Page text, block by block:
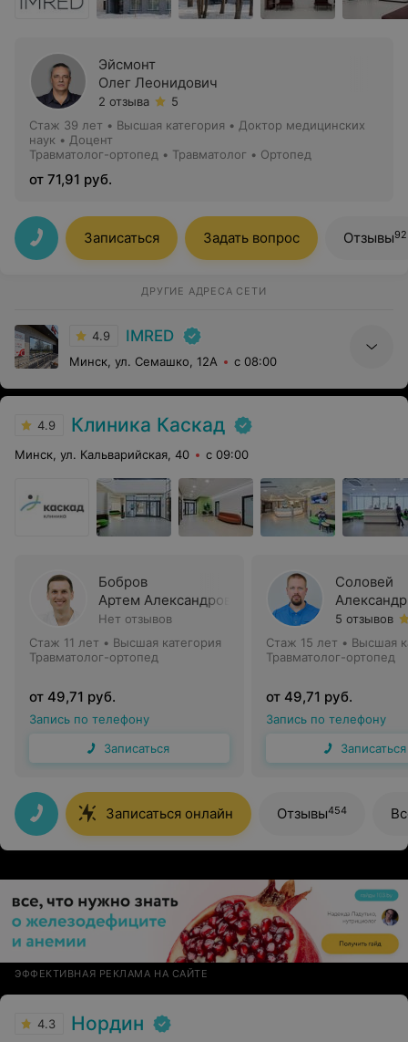
Эйсмонт
Олег Леонидович
2 отзыва
5
Стаж 39 лет • Высшая категория • Доктор медицинских
наук • Доцент
Травматолог-ортопед • Травматолог • Ортопед
от 71,91 руб.
Записаться Задать вопрос Отзывы92
ДРУГИЕ АДРЕСА СЕТИ
4.9 IMRED
Минск, ул. Семашко, 12А с 08:00
4.9 Клиника Каскад
Минск, ул. Кальварийская, 40 с 09:00
Бобров
Артем Александрович
Нет отзывов
Стаж 11 лет • Высшая категория
Травматолог-ортопед
от 49,71 руб.
Запись по телефону
Записаться
Соловей
5 отзывов
Стаж 15 лет • Высшая
Травматолог-ортопед
от 49,71 руб.
Запись по телефону
Записаться
Записаться онлайн Отзывы454
ЭФФЕКТИВНАЯ РЕКЛАМА НА САЙТЕ
4.3 Нордин